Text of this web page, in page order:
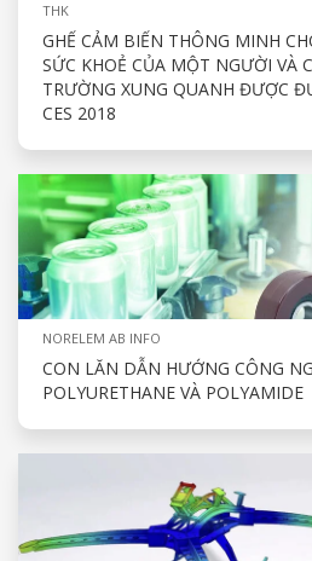
THK
GHẾ CẢM BIẾN THÔNG MINH
SỨC KHOẺ CỦA MỘT NGƯỜI VÀ
TRƯỜNG XUNG QUANH ĐƯỢC
CES 2018
NORELEM AB INFO
CON LĂN DẪN HƯỚNG CÔNG
POLYURETHANE VÀ POLYAMIDE